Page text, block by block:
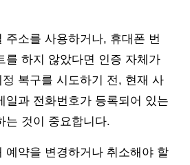
주소를 사용하거나, 휴대폰 번
를 하지 않았다면 인증 자체가
복구를 시도하기 전, 현재 사
일과 전화번호가 등록되어 있는
는 것이 중요합니다.
예약을 변경하거나 취소해야 할